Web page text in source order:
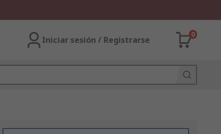
Iniciar sesión / Registrarse
0